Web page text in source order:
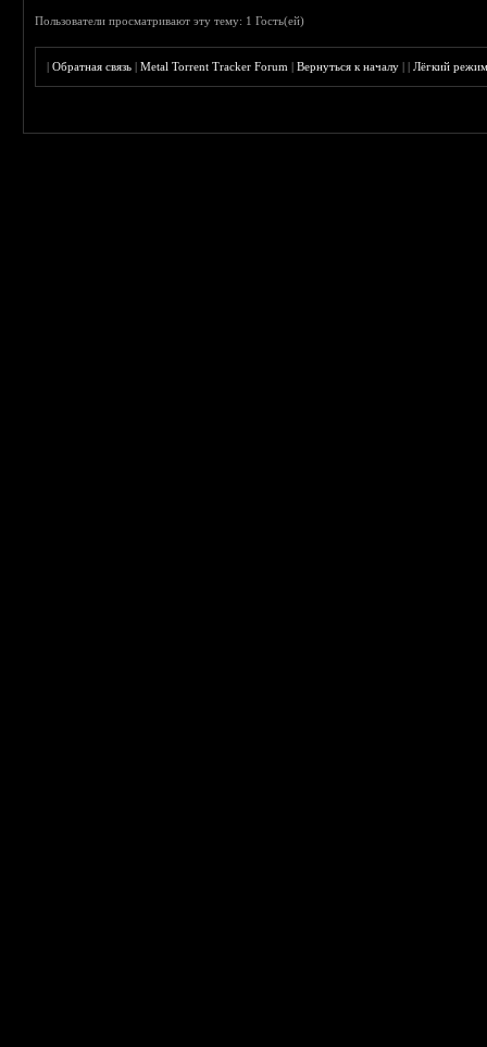
Пользователи просматривают эту тему: 1 Гость(ей)
|Обратная связь |Metal Torrent Tracker Forum |Вернуться к началу ||Лёгкий